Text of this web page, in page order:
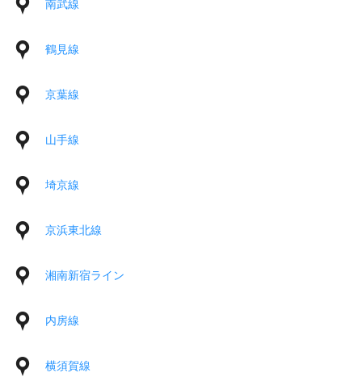
南武線
鶴見線
京葉線
山手線
埼京線
京浜東北線
湘南新宿ライン
内房線
横須賀線